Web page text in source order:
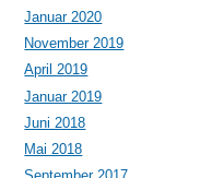
Januar 2020
November 2019
April 2019
Januar 2019
Juni 2018
Mai 2018